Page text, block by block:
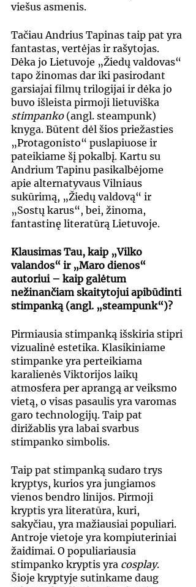
viešus asmenis.
Tačiau Andrius Tapinas taip pat yra
fantastas, vertėjas ir rašytojas.
Dėka jo Lietuvoje „Žiedų valdovas“
tapo žinomas dar iki pasirodant
garsiajai filmų trilogijai ir dėka jo
buvo išleista pirmoji lietuviška
stimpanko (angl. steampunk)
knyga. Būtent dėl šios priežasties
„Protagonisto“ puslapiuose ir
pateikiame šį pokalbį. Kartu su
Andrium Tapinu pasikalbėjome
apie alternatyvaus Vilniaus
sukūrimą, „Žiedų valdovą“ ir
„Sostų karus“, bei, žinoma,
fantastinę literatūrą Lietuvoje.
Klausimas Tau, kaip „Vilko
valandos“ ir „Maro dienos“
autoriui – kaip galėtum
nežinančiam skaitytojui apibūdinti
stimpanką (angl. „steampunk“)?
Pirmiausia stimpanką išskiria stipri
vizualinė estetika. Klasikiniame
stimpanke yra perteikiama
karalienės Viktorijos laikų
atmosfera per aprangą ar veiksmo
vietą, o visas pasaulis yra varomas
garo technologijų. Taip pat
dirižablis yra labai svarbus
stimpanko simbolis.
Taip pat stimpanką sudaro trys
kryptys, kurios yra jungiamos
vienos bendro linijos. Pirmoji
kryptis yra literatūra, kuri,
sakyčiau, yra mažiausiai populiari.
Antroje vietoje yra kompiuteriniai
žaidimai. O populiariausia
stimpanko kryptis yra cosplay.
Šioje kryptyje sutinkame daug